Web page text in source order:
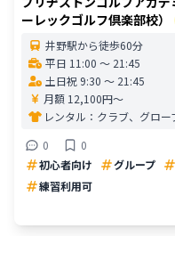
ーレックゴルフ倶楽部校）
井野駅から徒歩60分
平日 11:00 〜 21:45
土日祝 9:30 〜 21:45
月額 12,100円〜
レンタル： クラブ、グロー
0
0
初心者向け
グループ
練習利用可